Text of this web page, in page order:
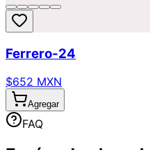
Ferrero-24
$652 MXN
Agregar
FAQ